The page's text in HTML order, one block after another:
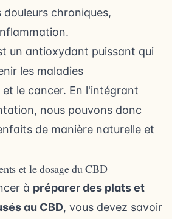
douleurs chroniques,
.
un antioxydant puissant qui
les maladies
et le cancer. En l'intégrant
nous pouvons donc
de manière naturelle et
et le dosage du CBD
à préparer des plats et
au CBD, vous devez savoir